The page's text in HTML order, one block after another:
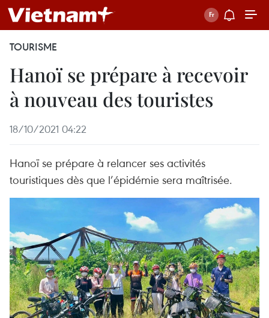
TOURISME
Hanoï se prépare à recevoir
à nouveau des touristes
18/10/2021 04:22
Hanoï se prépare à relancer ses activités
touristiques dès que l’épidémie sera maîtrisée.